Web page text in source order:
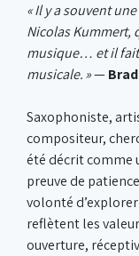
« Il y a souvent
Nicolas Kummert,
musique… et il fait
musicale. »—
Saxophoniste,
compositeur,
été décrit comme
preuve de
volonté
reflètent les
ouverture,